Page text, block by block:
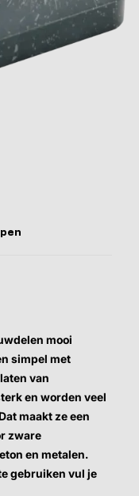
mooi
simpel met
van
en worden veel
maakt ze een
zware
en metalen.
gebruiken vul je